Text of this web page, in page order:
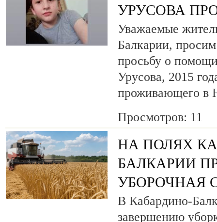
УРУСОВА
Уважаемые
Балкарии,
просьбу о
Урусова, 2015
проживающего в
Просмотров: 11
НА ПОЛЯХ
БАЛКАРИИ
УБОРОЧНАЯ
В Кабардино-
завершению